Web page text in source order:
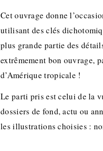
Cet ouvrage donne
utilisant des clés
plus grande partie des
extrêmement bon ouvrage,
d’Amérique tropicale !
Le parti pris est celui de la
dossiers de fond, actu ou
les illustrations choisies :